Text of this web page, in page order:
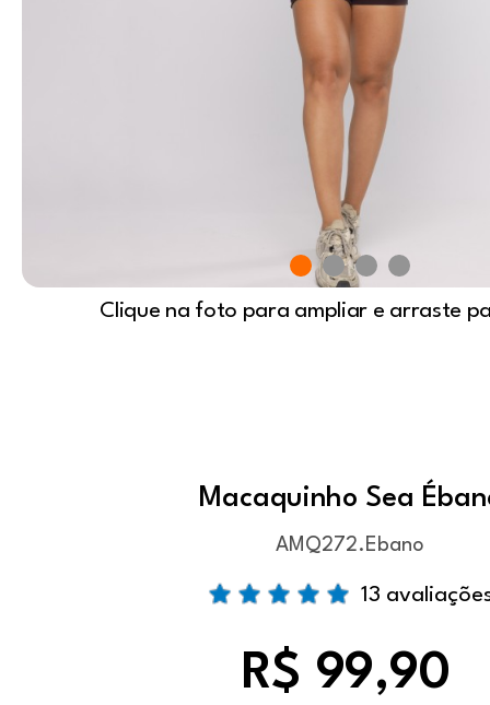
Clique na foto para ampliar e arraste
Macaquinho Sea
AMQ272.Ebano
13
R$ 99,90